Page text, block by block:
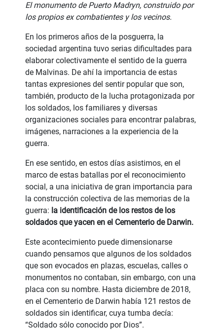
El monumento de Puerto Madryn, construido por
los propios ex combatientes y los vecinos.
En los primeros años de la posguerra, la
sociedad argentina tuvo serias dificultades para
elaborar colectivamente el sentido de la guerra
de Malvinas. De ahí la importancia de estas
tantas expresiones del sentir popular que son,
también, producto de la lucha protagonizada por
los soldados, los familiares y diversas
organizaciones sociales para encontrar palabras,
imágenes, narraciones a la experiencia de la
guerra.
En ese sentido, en estos días asistimos, en el
marco de estas batallas por el reconocimiento
social, a una iniciativa de gran importancia para
la construcción colectiva de las memorias de la
guerra: la identificación de los restos de los
soldados que yacen en el Cementerio de Darwin.
Este acontecimiento puede dimensionarse
cuando pensamos que algunos de los soldados
que son evocados en plazas, escuelas, calles o
monumentos no contaban, sin embargo, con una
placa con su nombre. Hasta diciembre de 2018,
en el Cementerio de Darwin había 121 restos de
soldados sin identificar, cuya tumba decía:
“Soldado sólo conocido por Dios”.